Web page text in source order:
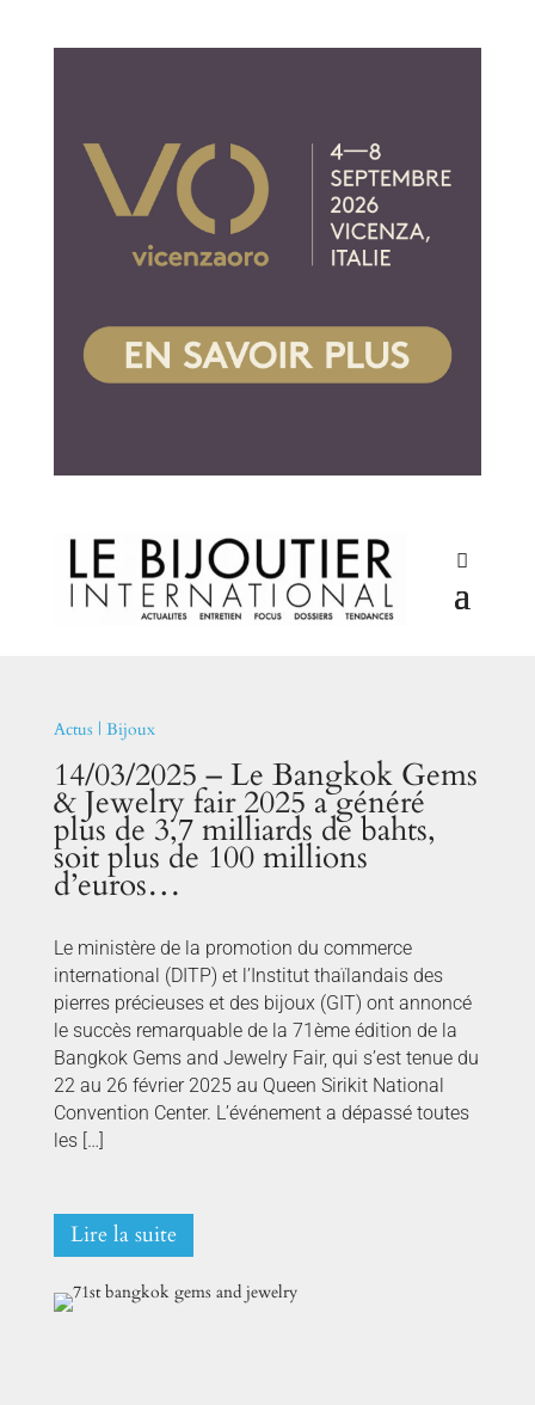
Actus | Bijoux
14/03/2025 – Le Bangkok Gems
& Jewelry fair 2025 a généré
plus de 3,7 milliards de bahts,
soit plus de 100 millions
d’euros…
Le ministère de la promotion du commerce
international (DITP) et l’Institut thaïlandais des
pierres précieuses et des bijoux (GIT) ont annoncé
le succès remarquable de la 71ème édition de la
Bangkok Gems and Jewelry Fair, qui s’est tenue du
22 au 26 février 2025 au Queen Sirikit National
Convention Center. L’événement a dépassé toutes
les […]
Lire la suite